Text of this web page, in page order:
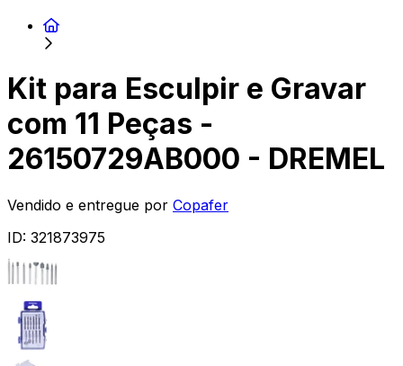
Kit para Esculpir e Gravar
com 11 Peças -
26150729AB000 - DREMEL
Vendido e entregue por Copafer
ID: 321873975